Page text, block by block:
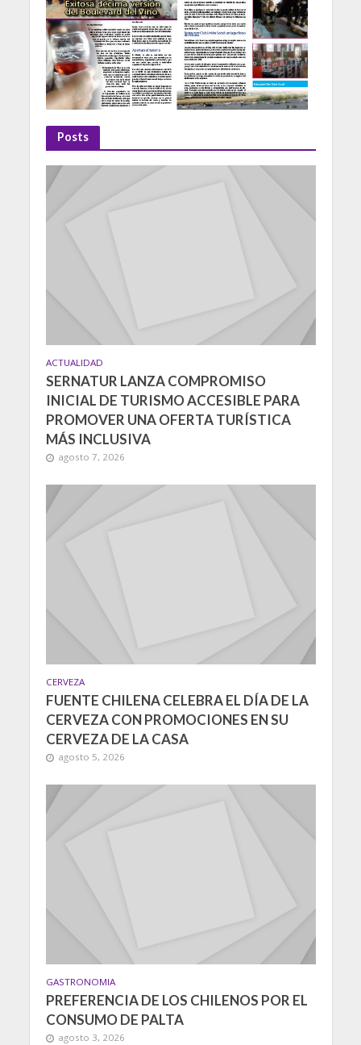
Posts
ACTUALIDAD
SERNATUR LANZA COMPROMISO
INICIAL DE TURISMO ACCESIBLE PARA
PROMOVER UNA OFERTA TURÍSTICA
MÁS INCLUSIVA
agosto 7, 2026
CERVEZA
FUENTE CHILENA CELEBRA EL DÍA DE LA
CERVEZA CON PROMOCIONES EN SU
CERVEZA DE LA CASA
agosto 5, 2026
GASTRONOMIA
PREFERENCIA DE LOS CHILENOS POR EL
CONSUMO DE PALTA
agosto 3, 2026